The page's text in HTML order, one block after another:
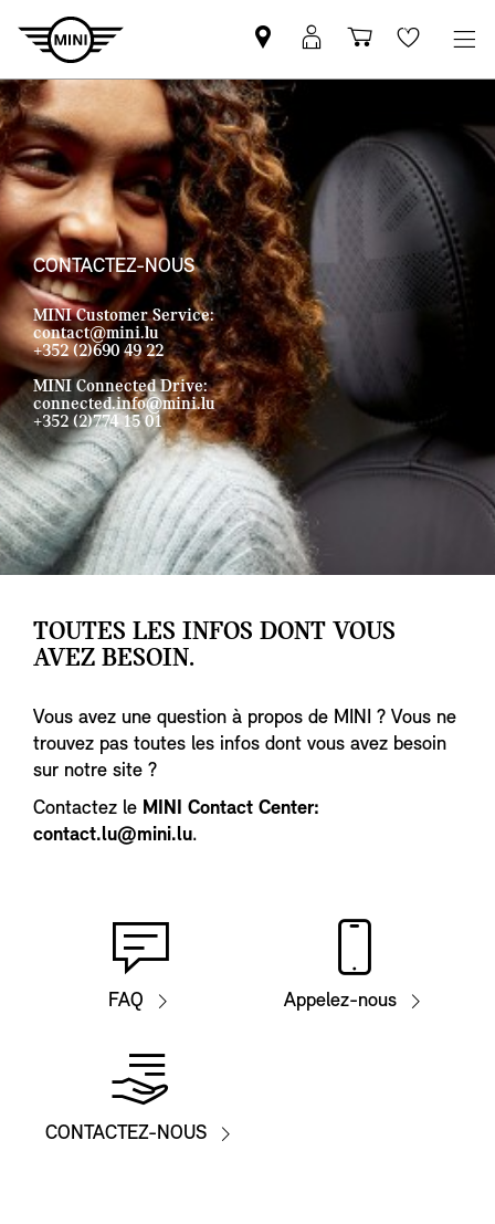
Trouver
un
partenaire
MINI
Connexion
MyMINI
PanierWishlist
CONTACTEZ-NOUS
MINI Customer Service:
contact@mini.lu
+352 (2)690 49 22
MINI Connected Drive:
connected.info@mini.lu
+352 (2)774 15 01
TOUTES LES INFOS DONT VOUS
AVEZ BESOIN.
Vous avez une question à propos de MINI ? Vous ne
trouvez pas toutes les infos dont vous avez besoin
sur notre site ?
Contactez le MINI Contact Center:
contact.lu@mini.lu.
FAQ Appelez-nous
CONTACTEZ-NOUS